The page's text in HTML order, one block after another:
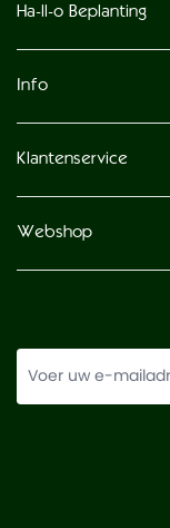
Ha-ll-o Beplanting
Info
Klantenservice
Webshop